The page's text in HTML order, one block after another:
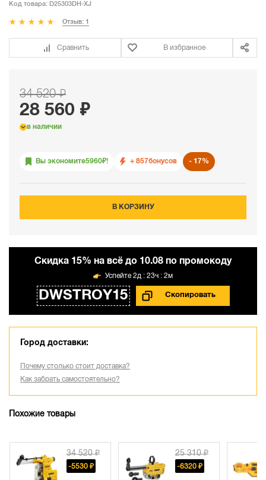
Код товара: D25303DH-XJ
Отзыв: 1
Сравнить В избранное
34 520 ₽
28 560 ₽
в наличии
Вы экономите5960₽! + 857бонусов 17%
В КОРЗИНУ
Cкидка 15% на всё до 10.08 по промокоду
DWSTROY15
2д : 23ч : 2м
Город доставки:
Почему столько стоит доставка?
Как забрать самостоятельно?
Похожие товары
34 520 ₽
-5530 ₽ -6320 ₽ -